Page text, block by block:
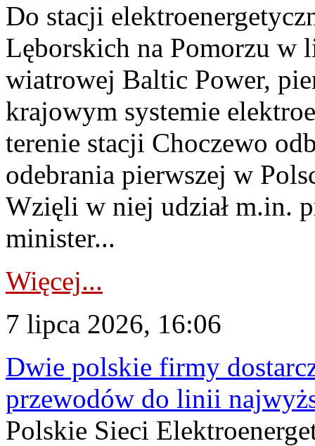
Do stacji
Lęborskich na Pomorzu w
wiatrowej Baltic Power,
krajowym systemie
terenie stacji Choczewo
odebrania pierwszej w
Wzięli w niej udział m.in.
minister...
Więcej...
7 lipca 2026, 16:06
Dwie polskie firmy
przewodów do linii
Polskie Sieci